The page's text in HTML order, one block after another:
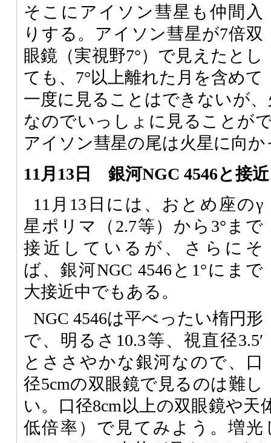
そこにアイソン彗星も仲間入
りする。アイソン彗星が7倍双
眼鏡（実視野7°）で見えたとし
ても、7°以上離れた月を含めて
一度に見ることはできないが、
なのでいっしょに見ることが
アイソン彗星の尾は火星に向
11月13日 銀河NGC 4546と接近
11月13日には、おとめ座のγ
星ポリマ（2.7等）から3°まで
接近しているが、さらにそ
ば、銀河NGC 4546と1°にまで
大接近中でもある。
NGC 4546は平べったい楕円形
で、明るさ10.3等、視直径3.5′
とささやかな銀河なので、口
径5cmの双眼鏡で見るのは難し
い。口径8cm以上の双眼鏡や天
低倍率）で見てみよう。増